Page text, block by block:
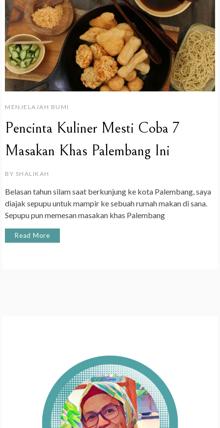
MENJELAJAH BUMI
Pencinta Kuliner Mesti Coba 7
Masakan Khas Palembang Ini
BY SHALIKAH
Belasan tahun silam saat berkunjung ke kota Palembang, saya
diajak sepupu untuk mampir ke sebuah rumah makan di sana.
Sepupu pun memesan masakan khas Palembang
Read More